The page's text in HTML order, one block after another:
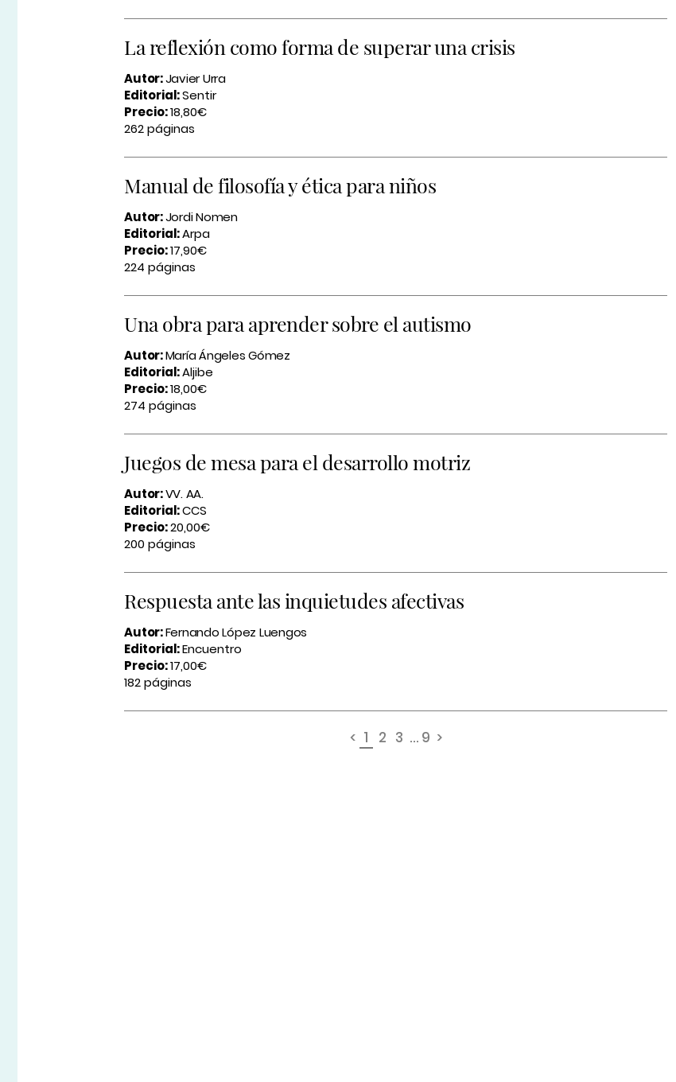
La reflexión como forma de superar una crisis
Autor:Javier Urra
Editorial:Sentir
Precio:18,80€
262 páginas
Manual de filosofía y ética para niños
Autor:Jordi Nomen
Editorial:Arpa
Precio:17,90€
224 páginas
Una obra para aprender sobre el autismo
Autor:María Ángeles Gómez
Editorial:Aljibe
Precio:18,00€
274 páginas
Juegos de mesa para el desarrollo motriz
Autor:VV. AA.
Editorial:CCS
Precio:20,00€
200 páginas
Respuesta ante las inquietudes afectivas
Autor:Fernando López Luengos
Editorial:Encuentro
Precio:17,00€
182 páginas
< 1 2 3 ... 9 >